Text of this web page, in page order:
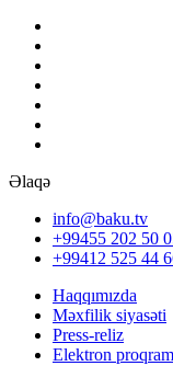
Əlaqə
info@baku.tv
+99455 202 50
+99412 525 44
Haqqımızda
Məxfilik siyasəti
Press-reliz
Elektron